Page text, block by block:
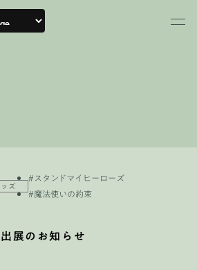
ズ
#スタンドマイヒーローズ
#魔法使いの約束
展のお知らせ